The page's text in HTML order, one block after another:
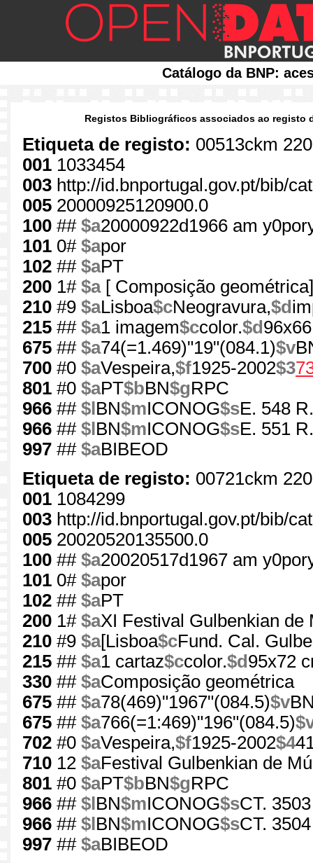
Catálogo da BNP:
Registos Bibliográficos associados ao registo
Etiqueta de registo: 00513ckm
001 1033454
003 http://id.bnportugal.gov.pt/bib/
005 20000925120900.0
100 ## $a20000922d1966 am
101 0# $apor
102 ## $aPT
200 1# $a[ Composição geométrica]
210 #9 $aLisboa$cNeogravura,$d
215 ## $a1 imagem$ccolor.$d
675 ## $a74(=1.469)"19"(084.1)$v
700 #0 $aVespeira,$f1925-2002$3
801 #0 $aPT$bBN$gRPC
966 ## $l BN$mICONOG$sE. 548
966 ## $l BN$mICONOG$sE. 551
997 ## $aBIBEOD
Etiqueta de registo: 00721ckm
001 1084299
003 http://id.bnportugal.gov.pt/bib/
005 20020520135500.0
100 ## $a20020517d1967 am
101 0# $apor
102 ## $aPT
200 1# $aXI Festival Gulbenkian de
210 #9 $a[Lisboa$cFund. Cal.
215 ## $a1 cartaz$ccolor.$d 95x72
330 ## $aComposição geométrica
675 ## $a78(469)"1967"(084.5)$v
675 ## $a766(=1:469)"196"(084.5)
702 #0 $aVespeira,$f1925-2002$4
710 12 $aFestival Gulbenkian de
801 #0 $aPT$bBN$gRPC
966 ## $l BN$mICONOG$sCT.
966 ## $l BN$mICONOG$sCT.
997 ## $aBIBEOD